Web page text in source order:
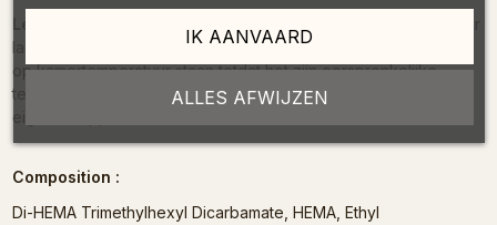
lager dan 15 °C. Als uw product is gekristalliseerd, laat het dan
op kamertemperatuur staan totdat het zijn oorspronkelijke
textuur terugkrijgt. Geen zorgen, het behoudt al zijn
Composition :
Di-HEMA Trimethylhexyl Dicarbamate, HEMA, Ethyl
ALLES AFWIJZEN
IK AANVAARD